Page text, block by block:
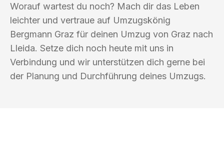
Worauf wartest du noch? Mach dir das Leben
leichter und vertraue auf Umzugskönig
Bergmann Graz für deinen Umzug von Graz nach
Lleida. Setze dich noch heute mit uns in
Verbindung und wir unterstützen dich gerne bei
der Planung und Durchführung deines Umzugs.